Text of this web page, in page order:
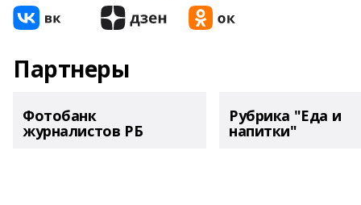
Партнеры
Фотобанк
журналистов РБ
Рубрика "Еда и
напитки"